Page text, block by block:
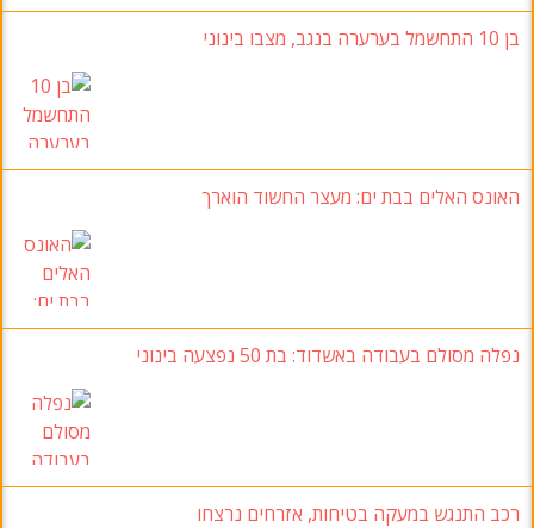
בן 10 התחשמל בערערה בנגב, מצבו בינוני
האונס האלים בבת ים: מעצר החשוד הוארך
נפלה מסולם בעבודה באשדוד: בת 50 נפצעה בינוני
רכב התנגש במעקה בטיחות, אזרחים נרצחו